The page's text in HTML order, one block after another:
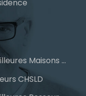
Le palmarès des meilleures Maisons des aînés du Québec
CHSLD